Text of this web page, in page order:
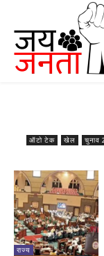
ऑटो टेक खेल चुनाव
राज्य